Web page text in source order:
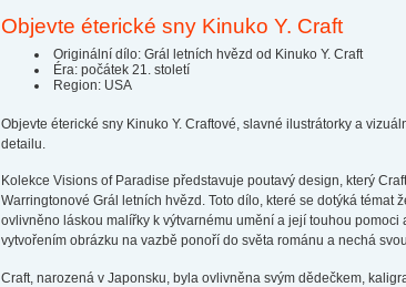
Objevte éterické sny Kinuko Y. Craft
Originální dílo: Grál letních hvězd od Kinuko Y. Craft
Éra: počátek 21. století
Region: USA
Objevte éterické sny Kinuko Y. Craftové, slavné ilustrátorky a
detailu.
Kolekce Visions of Paradise představuje poutavý design, který
Warringtonové Grál letních hvězd. Toto dílo, které se dotýká témat
ovlivněno láskou malířky k výtvarnému umění a její touhou
vytvořením obrázku na vazbě ponoří do světa románu a nechá
Craft, narozená v Japonsku, byla ovlivněna svým dědečkem,